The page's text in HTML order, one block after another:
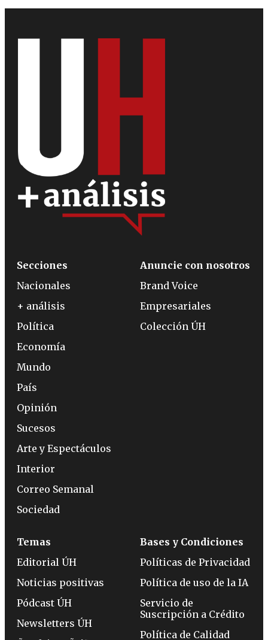
Secciones
Nacionales
+ análisis
Política
Economía
Mundo
País
Opinión
Sucesos
Arte y Espectáculos
Interior
Correo Semanal
Sociedad
Anuncie con nosotros
Brand Voice
Empresariales
Colección ÚH
Temas
Editorial ÚH
Noticias positivas
Pódcast ÚH
Newsletters ÚH
Bases y Condiciones
Políticas de Privacidad
Política de uso de la IA
Servicio de
Suscripción a Crédito
Política de Calidad